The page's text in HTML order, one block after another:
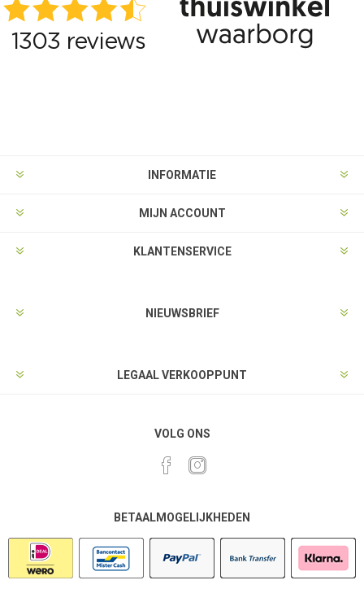
INFORMATIE
MIJN ACCOUNT
KLANTENSERVICE
NIEUWSBRIEF
LEGAAL VERKOOPPUNT
VOLG ONS
BETAALMOGELIJKHEDEN